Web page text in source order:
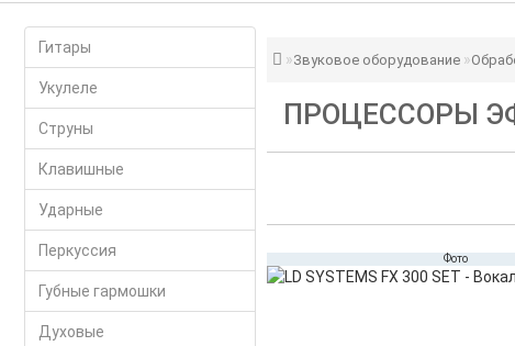
Гитары
Укулеле
Струны
Клавишные
Ударные
Перкуссия
Губные гармошки
Духовые
Звуковое оборудование
ПРОЦЕССОРЫ
Фото